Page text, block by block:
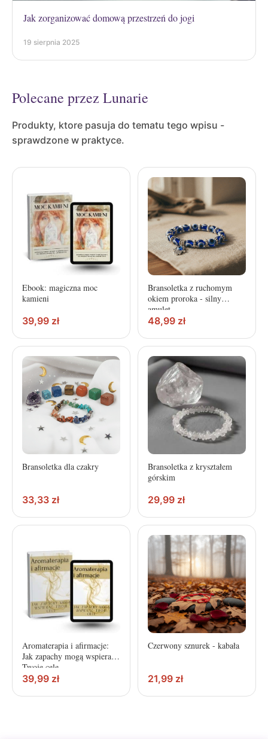
Jak zorganizować domową przestrzeń do jogi
19 sierpnia 2025
Polecane przez Lunarie
Produkty, ktore pasuja do tematu tego wpisu -
sprawdzone w praktyce.
Ebook: magiczna moc
kamieni
39,99 zł
Bransoletka z ruchomym
okiem proroka - silny
amulet
48,99 zł
Bransoletka dla czakry
33,33 zł
Bransoletka z kryształem
górskim
29,99 zł
Aromaterapia i afirmacje:
Jak zapachy mogą wspierać
Twoje cele
39,99 zł
Czerwony sznurek - kabała
21,99 zł